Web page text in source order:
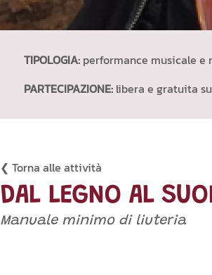
TIPOLOGIA: performance musicale e
PARTECIPAZIONE: libera e gratuita
❮ Torna alle attività
DAL LEGNO AL
Manuale minimo di liuteria